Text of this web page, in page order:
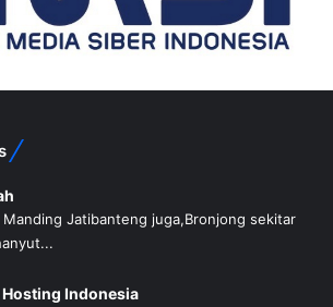
Manding Jatibanteng juga,Bronjong sekitar
Indonesia